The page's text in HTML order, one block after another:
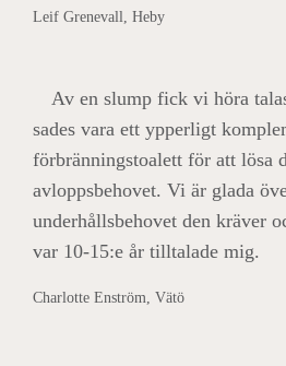
Leif Grenevall, Heby
Av en slump fick vi höra
sades vara ett ypperligt
förbränningstoalett för att lösa
avloppsbehovet. Vi är glada
underhållsbehovet den kräver
var 10-15:e år tilltalade mig.
Charlotte Enström, Vätö